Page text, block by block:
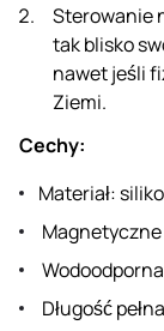
Sterowanie
tak blisko
nawet jeśli
Ziemi.
Cechy:
Materiał:
Magnetyczne
Długość